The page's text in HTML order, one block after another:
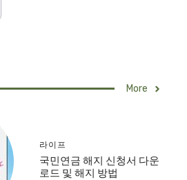
More
라이프
국민연금 해지 신청서 다운
로드 및 해지 방법